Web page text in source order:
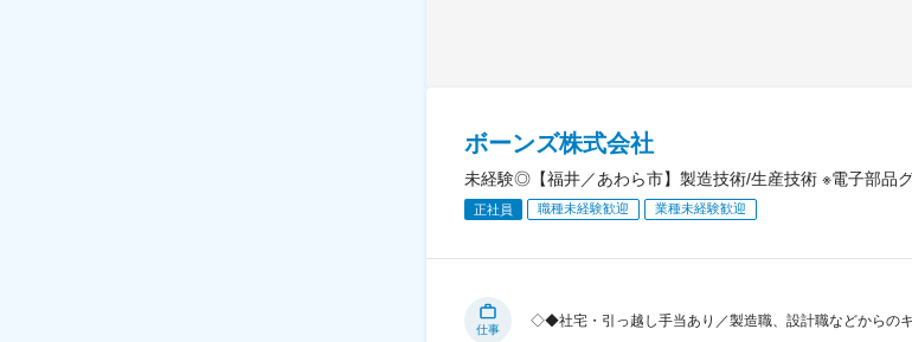
ボーンズ株式会社
未経験◎【福井／あわら市】製造技術/生産技術 ※電子部品
正社員 職種未経験歓迎 業種未経験歓迎
仕事
◇◆社宅・引っ越し手当あり／製造職、設計職などからの